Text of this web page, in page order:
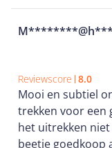
Reviewscore 8.0
Mooi en subtiel
trekken voor een
het uitrekken
beetje goedkoop